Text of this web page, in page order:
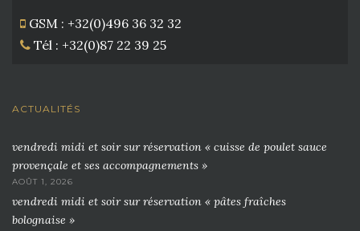
GSM : +32(0)496 36 32 32
Tél : +32(0)87 22 39 25
ACTUALITÉS
vendredi midi et soir sur réservation « cuisse de poulet sauce
provençale et ses accompagnements »
AOÛT 1, 2026
vendredi midi et soir sur réservation « pâtes fraîches
bolognaise »